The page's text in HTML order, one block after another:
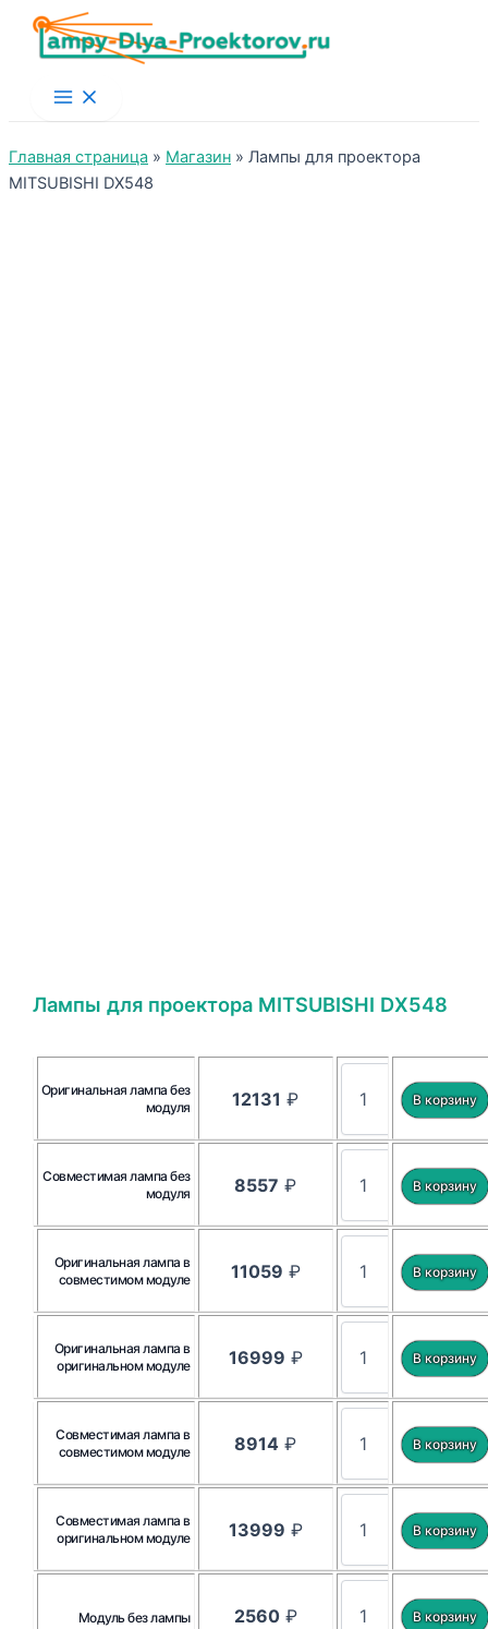
Main
Menu
Главная страница » Магазин » Лампы для проектора
MITSUBISHI DX548
Лампы для проектора MITSUBISHI DX548
Оригинальная лампа без
модуля
12131 ₽
Совместимая лампа без
модуля
8557 ₽
Оригинальная лампа в
совместимом модуле
11059 ₽
Оригинальная лампа в
оригинальном модуле
16999 ₽
Совместимая лампа в
совместимом модуле
8914 ₽
Совместимая лампа в
оригинальном модуле
13999 ₽
Модуль без лампы 2560₽